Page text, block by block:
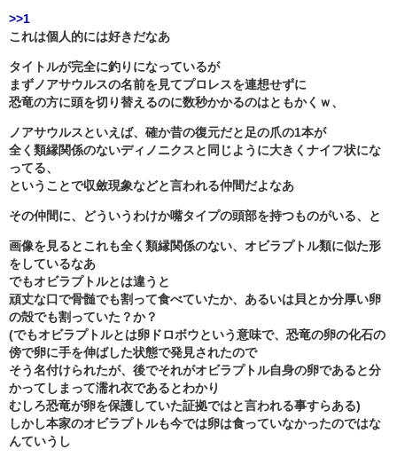
>>1
これは個人的には好きだなあ
タイトルが完全に釣りになっているが
まずノアサウルスの名前を見てプロレスを連想せずに
恐竜の方に頭を切り替えるのに数秒かかるのはともかくｗ、
ノアサウルスといえば、確か昔の復元だと足の爪の1本が
全く類縁関係のないディノニクスと同じように大きくナイフ状にな
ってる、
ということで収斂現象などと言われる仲間だよなあ
その仲間に、どういうわけか嘴タイプの頭部を持つものがいる、と
画像を見るとこれも全く類縁関係のない、オビラプトル類に似た形
をしているなあ
でもオビラプトルとは違うと
頑丈な口で骨髄でも割って食べていたか、あるいは貝とか分厚い卵
の殻でも割っていた？か？
(でもオビラプトルとは卵ドロボウという意味で、恐竜の卵の化石の
傍で卵に手を伸ばした状態で発見されたので
そう名付けられたが、後でそれがオビラプトル自身の卵であると分
かってしまって濡れ衣であるとわかり
むしろ恐竜が卵を保護していた証拠ではと言われる事すらある)
しかし本家のオビラプトルも今では卵は食っていなかったのではな
んていうし